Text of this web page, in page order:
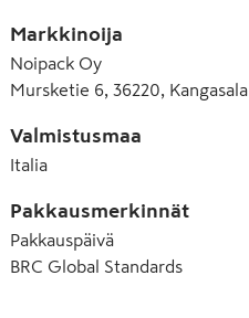
Markkinoija
Noipack Oy
Mursketie 6, 36220, Kangasala
Valmistusmaa
Italia
Pakkausmerkinnät
Pakkauspäivä
BRC Global Standards